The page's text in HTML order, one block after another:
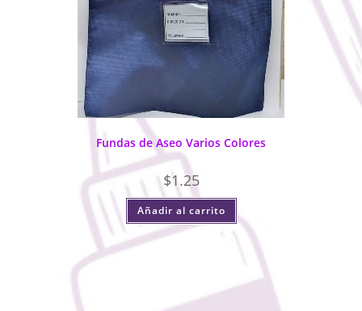
Fundas de Aseo Varios Colores
$1.25
Añadir al carrito